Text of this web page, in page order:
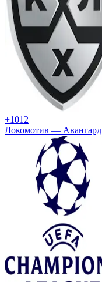
+1012
Локомотив — Авангард